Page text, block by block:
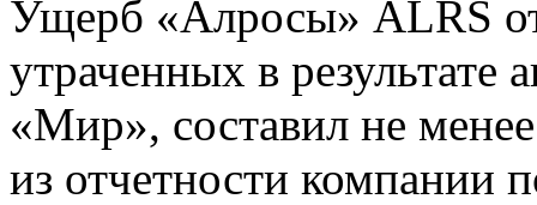
Ущерб «Алросы» ALRS
утраченных в результате
«Мир», составил не
из отчетности